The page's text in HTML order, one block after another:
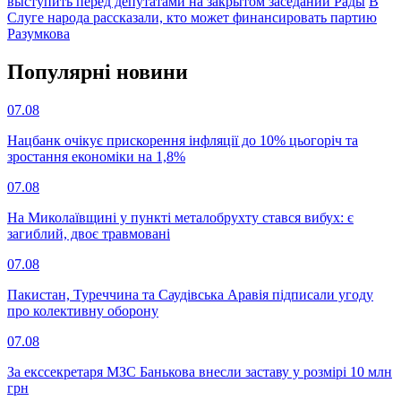
Слуге народа рассказали, кто может финансировать партию
Разумкова
Популярнi новини
07.08
Нацбанк очікує прискорення інфляції до 10% цьогоріч та
зростання економіки на 1,8%
07.08
На Миколаївщині у пункті металобрухту стався вибух: є
загиблий, двоє травмовані
07.08
Пакистан, Туреччина та Саудівська Аравія підписали угоду
про колективну оборону
07.08
За екссекретаря МЗС Банькова внесли заставу у розмірі 10 млн
грн